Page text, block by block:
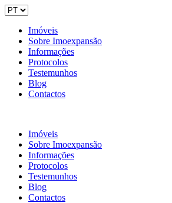
Imóveis
Sobre Imoexpansão
Informações
Protocolos
Testemunhos
Blog
Contactos
Imóveis
Sobre Imoexpansão
Informações
Protocolos
Testemunhos
Blog
Contactos